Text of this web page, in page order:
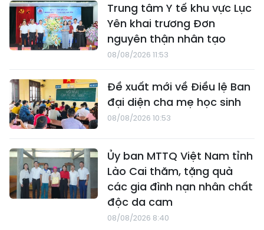
Trung tâm Y tế khu vực Lục
Yên khai trương Đơn
nguyên thận nhân tạo
08/08/2026 11:53
Đề xuất mới về Điều lệ Ban
đại diện cha mẹ học sinh
08/08/2026 10:53
Ủy ban MTTQ Việt Nam tỉnh
Lào Cai thăm, tặng quà
các gia đình nạn nhân chất
độc da cam
08/08/2026 8:40